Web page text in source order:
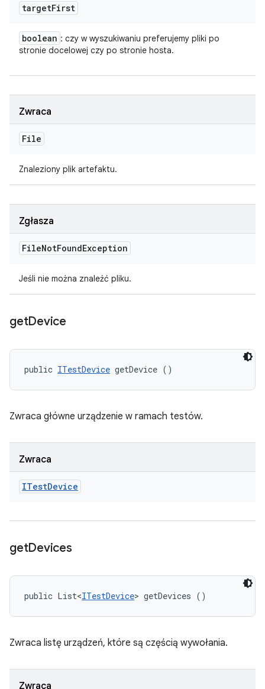
targetFirst
boolean : czy w wyszukiwaniu preferujemy pliki po
stronie docelowej czy po stronie hosta.
Zwraca
File
Znaleziony plik artefaktu.
Zgłasza
FileNotFoundException
Jeśli nie można znaleźć pliku.
getDevice
public ITestDevice getDevice ()
Zwraca główne urządzenie w ramach testów.
Zwraca
ITestDevice
getDevices
public List<ITestDevice> getDevices ()
Zwraca listę urządzeń, które są częścią wywołania.
Zwraca